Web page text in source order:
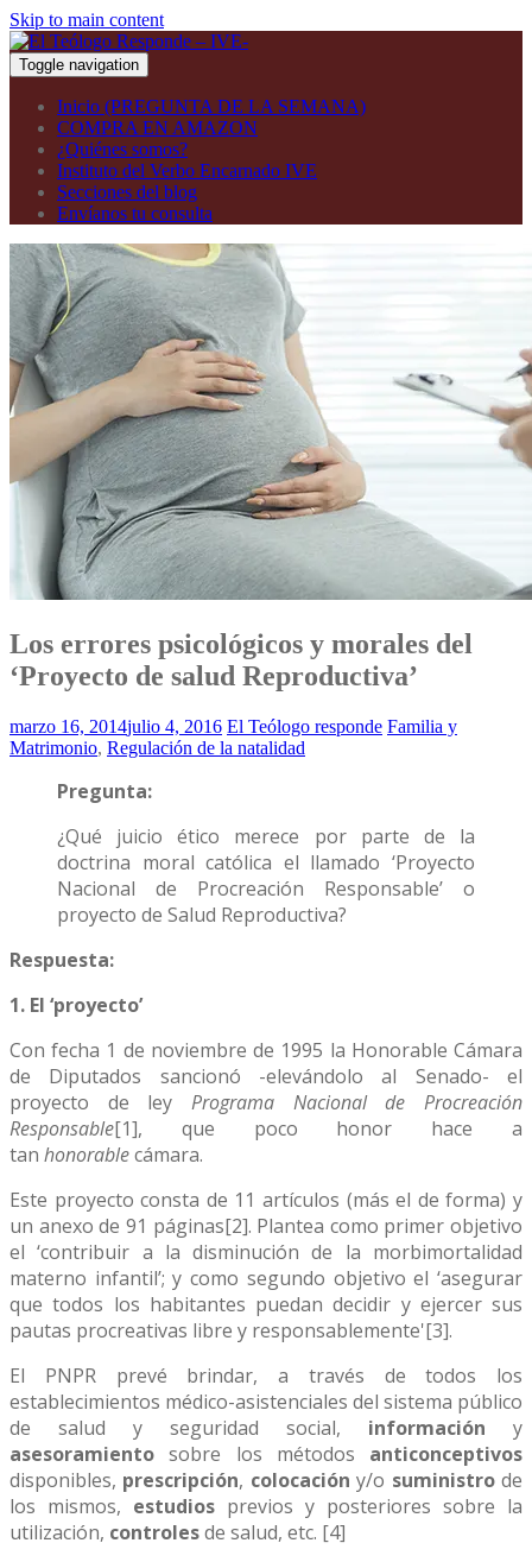
Skip to main content
Toggle navigation
Inicio (PREGUNTA DE LA SEMANA)
COMPRA EN AMAZON
¿Quiénes somos?
Instituto del Verbo Encarnado IVE
Secciones del blog
Envíanos tu consulta
Los errores psicológicos y morales del
‘Proyecto de salud Reproductiva’
marzo 16, 2014julio 4, 2016 El Teólogo responde Familia y
Matrimonio, Regulación de la natalidad
Pregunta:
¿Qué juicio ético merece por parte de la
doctrina moral católica el llamado ‘Proyecto
Nacional de Procreación Responsable’ o
proyecto de Salud Reproductiva?
Respuesta:
1. El ‘proyecto’
Con fecha 1 de noviembre de 1995 la Honorable Cámara
de Diputados sancionó -elevándolo al Senado- el
proyecto de ley Programa Nacional de Procreación
Responsable[1], que poco honor hace a
tan honorablecámara.
Este proyecto consta de 11 artículos (más el de forma) y
un anexo de 91 páginas[2]. Plantea como primer objetivo
el ‘contribuir a la disminución de la morbimortalidad
materno infantil’; y como segundo objetivo el ‘asegurar
que todos los habitantes puedan decidir y ejercer sus
pautas procreativas libre y responsablemente'[3].
El PNPR prevé brindar, a través de todos los
establecimientos médico-asistenciales del sistema público
de salud y seguridad social, información y
asesoramiento sobre los métodos anticonceptivos
disponibles, prescripción, colocación y/o suministrode
los mismos, estudios previos y posteriores sobre la
utilización, controlesde salud, etc. [4]